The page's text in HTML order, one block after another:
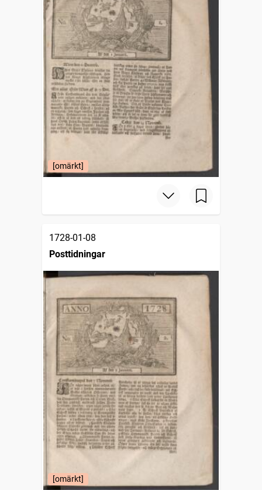
[omärkt]
1728-01-08
Posttidningar
[omärkt]